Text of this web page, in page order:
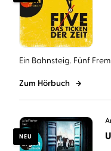
Ein Bahnsteig. Fünf
Zum Hörbuch
NEU